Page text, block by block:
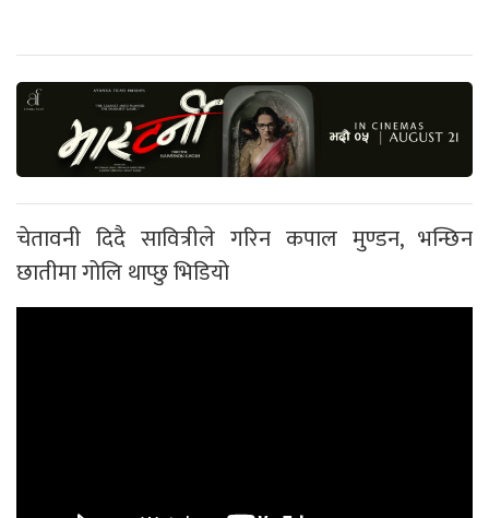
चेतावनी दिदै सावित्रीले गरिन कपाल मुण्डन, भन्छिन
छातीमा गोलि थाप्छु भिडियो